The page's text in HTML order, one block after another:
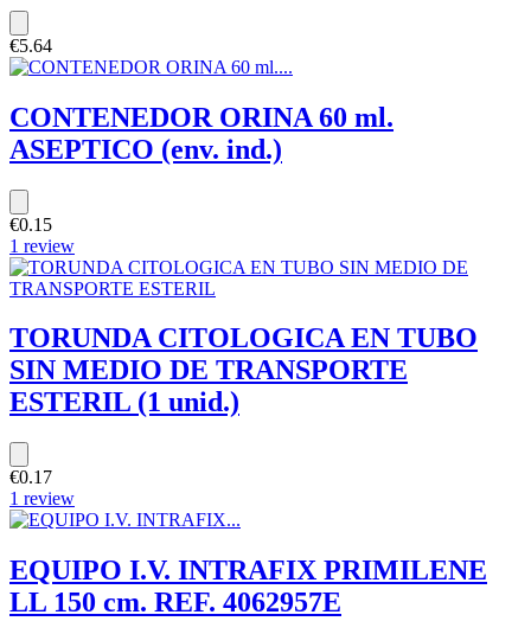
€5.64
CONTENEDOR ORINA 60 ml.
ASEPTICO (env. ind.)
€0.15
1 review
TORUNDA CITOLOGICA EN TUBO
SIN MEDIO DE TRANSPORTE
ESTERIL (1 unid.)
€0.17
1 review
EQUIPO I.V. INTRAFIX PRIMILENE
LL 150 cm. REF. 4062957E